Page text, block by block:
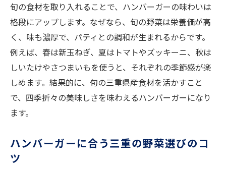
旬の食材を取り入れることで、ハンバーガーの味わいは
格段にアップします。なぜなら、旬の野菜は栄養価が高
く、味も濃厚で、パティとの調和が生まれるからです。
例えば、春は新玉ねぎ、夏はトマトやズッキーニ、秋は
しいたけやさつまいもを使うと、それぞれの季節感が楽
しめます。結果的に、旬の三重県産食材を活かすこと
で、四季折々の美味しさを味わえるハンバーガーになり
ます。
ハンバーガーに合う三重の野菜選びのコ
ツ